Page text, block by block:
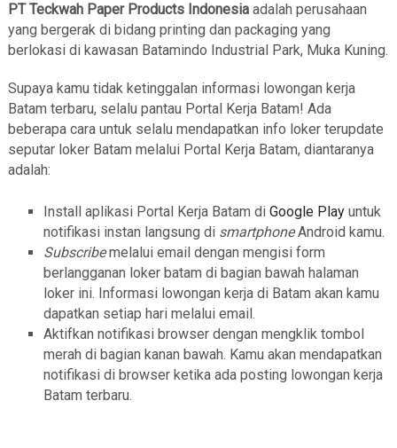
PT Teckwah Paper Products Indonesia adalah perusahaan
yang bergerak di bidang printing dan packaging yang
berlokasi di kawasan Batamindo Industrial Park, Muka Kuning.
Supaya kamu tidak ketinggalan informasi lowongan kerja
Batam terbaru, selalu pantau Portal Kerja Batam! Ada
beberapa cara untuk selalu mendapatkan info loker terupdate
seputar loker Batam melalui Portal Kerja Batam, diantaranya
adalah:
Install aplikasi Portal Kerja Batam di Google Playuntuk
notifikasi instan langsung di smartphoneAndroid kamu.
Subscribemelalui email dengan mengisi form
berlangganan loker batam di bagian bawah halaman
loker ini. Informasi lowongan kerja di Batam akan kamu
dapatkan setiap hari melalui email.
Aktifkan notifikasi browser dengan mengklik tombol
merah di bagian kanan bawah. Kamu akan mendapatkan
notifikasi di browser ketika ada posting lowongan kerja
Batam terbaru.